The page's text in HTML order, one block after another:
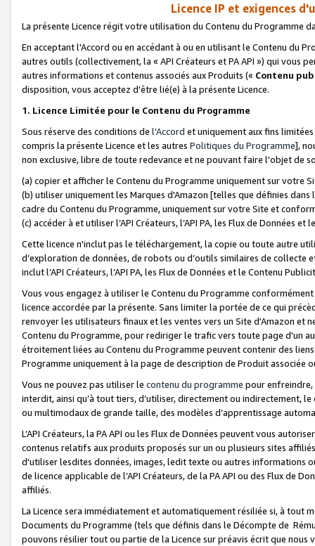
Licence IP et exigences
La présente Licence régit votre utilisation du Contenu du Programme
En acceptant l'Accord ou en accédant à ou en utilisant le Contenu du
autres outils (collectivement, la « API Créateurs et PA API ») qui vous
autres informations et contenus associés aux Produits (« Contenu
disposition, vous acceptez d'être lié(e) à la présente Licence.
1. Licence Limitée pour le Contenu du Programme
Sous réserve des conditions de l'Accord et uniquement aux fins
compris la présente Licence et les autres Politiques du Programme],
non exclusive, libre de toute redevance et ne pouvant faire l'objet de
(a) copier et afficher le Contenu du Programme uniquement sur votre
(b) utiliser uniquement les Marques d'Amazon [telles que définies dans
cadre du Contenu du Programme, uniquement sur votre Site et
(c) accéder à et utiliser l’API Créateurs, l’API PA, les Flux de Données
Cette licence n'inclut pas le téléchargement, la copie ou toute autre
d’exploration de données, de robots ou d’outils similaires de
inclut l’API Créateurs, l’API PA, les Flux de Données et le Contenu
Vous vous engagez à utiliser le Contenu du Programme
licence accordée par la présente. Sans limiter la portée de ce qui
renvoyer les utilisateurs finaux et les ventes vers un Site d'Amazon et
Contenu du Programme, pour rediriger le trafic vers toute page d'un
étroitement liées au Contenu du Programme peuvent contenir des
Programme uniquement à la page de description de Produit associée
Vous ne pouvez pas utiliser le contenu du programme pour
interdit, ainsi qu’à tout tiers, d’utiliser, directement ou indirectement,
ou multimodaux de grande taille, des modèles d’apprentissage
L’API Créateurs, la PA API ou les Flux de Données peuvent vous
contenus relatifs aux produits proposés sur un ou plusieurs sites
d'utiliser lesdites données, images, ledit texte ou autres informations
de licence applicable de l’API Créateurs, de la PA API ou des Flux de
affiliés.
La Licence sera immédiatement et automatiquement résiliée si, à
Documents du Programme (tels que définis dans le Décompte de
pouvons résilier tout ou partie de la Licence sur préavis écrit que